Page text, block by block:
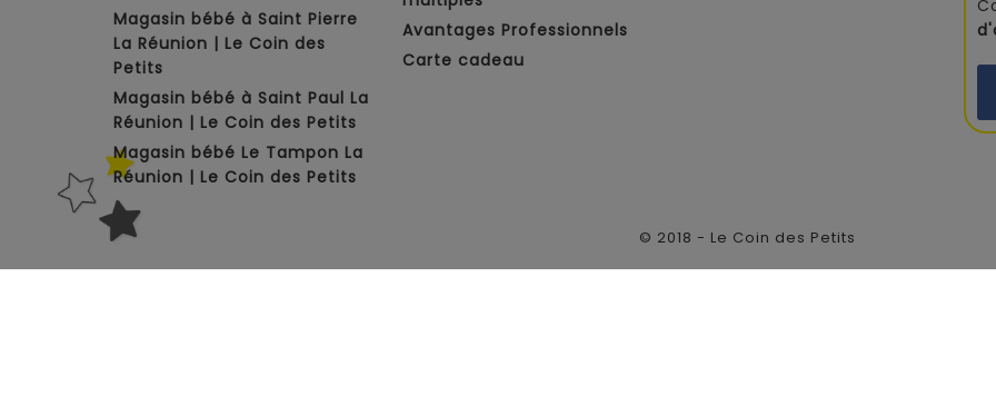
Magasin bébé à Saint Pierre
La Réunion | Le Coin des
Petits
Magasin bébé à Saint Paul La
Réunion | Le Coin des Petits
Magasin bébé Le Tampon La
Réunion | Le Coin des Petits
Avantages Professionnels
Carte cadeau
© 2018 - Le Coin des Petits